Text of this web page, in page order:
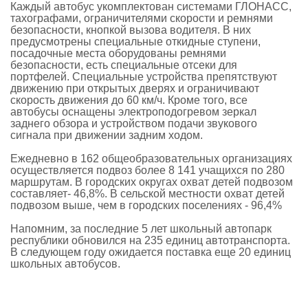
Каждый автобус укомплектован системами ГЛОНАСС,
тахографами, ограничителями скорости и ремнями
безопасности, кнопкой вызова водителя. В них
предусмотрены специальные откидные ступени,
посадочные места оборудованы ремнями
безопасности, есть специальные отсеки для
портфелей. Специальные устройства препятствуют
движению при открытых дверях и ограничивают
скорость движения до 60 км/ч. Кроме того, все
автобусы оснащены электроподогревом зеркал
заднего обзора и устройством подачи звукового
сигнала при движении задним ходом.
Ежедневно в 162 общеобразовательных организациях
осуществляется подвоз более 8 141 учащихся по 280
маршрутам. В городских округах охват детей подвозом
составляет- 46,8%. В сельской местности охват детей
подвозом выше, чем в городских поселениях - 96,4%
Напомним, за последние 5 лет школьный автопарк
республики обновился на 235 единиц автотранспорта.
В следующем году ожидается поставка еще 20 единиц
школьных автобусов.